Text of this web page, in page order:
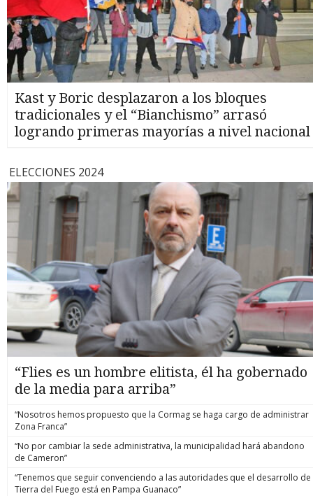
Kast y Boric desplazaron a los bloques
tradicionales y el “Bianchismo” arrasó
logrando primeras mayorías a nivel nacional
ELECCIONES 2024
“Flies es un hombre elitista, él ha gobernado
de la media para arriba”
“Nosotros hemos propuesto que la Cormag se haga cargo de administrar
Zona Franca”
“No por cambiar la sede administrativa, la municipalidad hará abandono
de Cameron”
“Tenemos que seguir convenciendo a las autoridades que el desarrollo de
Tierra del Fuego está en Pampa Guanaco”